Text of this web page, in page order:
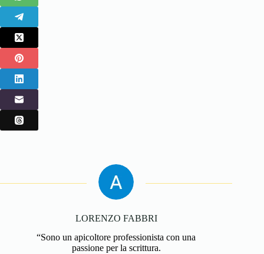
LORENZO FABBRI
“Sono un apicoltore professionista con una
passione per la scrittura.